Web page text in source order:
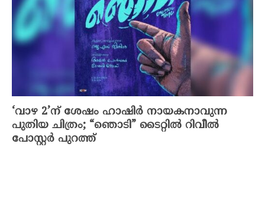
‘വാഴ 2’ന് ശേഷം ഹാഷിർ നായകനാവുന്ന
പുതിയ ചിത്രം; “ഞൊടി” ടൈറ്റിൽ റിവീൽ
പോസ്റ്റർ പുറത്ത്